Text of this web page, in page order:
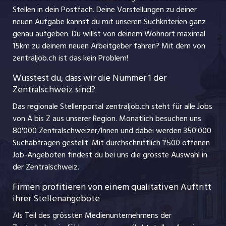
Praktika
Lehrstellen
Ferienjobs
Führungspositionen
Jobline
Impressum
jobbern.ch
jobmittelland.ch
schaffu.ch (VS)
ajourjob.ch
Stellen in dein Postfach. Deine Vorstellungen zu deiner
neuen Aufgabe kannst du mit unseren Suchkriterien ganz
genau aufgeben. Du willst von deinem Wohnort maximal
15km zu deinem neuen Arbeitgeber fahren? Mit demvon
zentraljob.ch ist das kein Problem!
Wusstest du, dass wir die Nummer 1 der
Zentralschweiz sind?
Das regionale Stellenportal zentraljob.ch steht für alle Jobs
von A bis Z aus unserer Region. Monatlich besuchen uns
80'000 Zentralschweizer/Innen und dabei werden 350'000
Suchabfragen gestellt. Mit durchschnittlich 1'500 offenen
Job-Angeboten findest du bei uns die grösste Auswahl in
der Zentralschweiz.
Firmen profitieren von einem qualitativen Auftritt
ihrer Stellenangebote
Als Teil des grössten Medienunternehmens der